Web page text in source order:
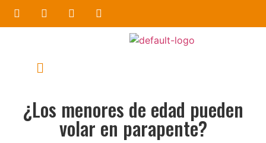
¿Los menores de edad pueden
volar en parapente?